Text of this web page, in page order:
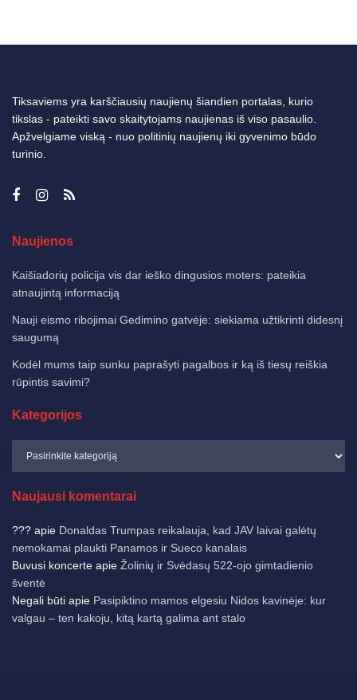
Tiksaviems yra karščiausių naujienų šiandien portalas, kurio
tikslas - pateikti savo skaitytojams naujienas iš viso pasaulio.
Apžvelgiame viską - nuo politinių naujienų iki gyvenimo būdo
turinio.
Naujienos
Kaišiadorių policija vis dar ieško dingusios moters: pateikia
atnaujintą informaciją
Nauji eismo ribojimai Gedimino gatvėje: siekiama užtikrinti didesnį
saugumą
Kodėl mums taip sunku paprašyti pagalbos ir ką iš tiesų reiškia
rūpintis savimi?
Kategorijos
Naujausi komentarai
??? apie Donaldas Trumpas reikalauja, kad JAV laivai galėtų
nemokamai plaukti Panamos ir Sueco kanalais
Buvusi koncerte apie Žolinių ir Svėdasų 522-ojo gimtadienio
šventė
Negali būti apie Pasipiktino mamos elgesiu Nidos kavinėje: kur
valgau – ten kakoju, kitą kartą galima ant stalo